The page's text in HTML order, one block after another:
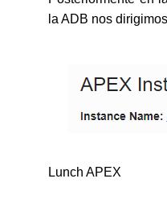
la ADB nos
Lunch APEX